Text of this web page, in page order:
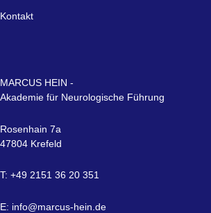
Kontakt
MARCUS HEIN -
Akademie für Neurologische Führung
Rosenhain 7a
47804 Krefeld
T: +49 2151 36 20 351
E: info@marcus-hein.de